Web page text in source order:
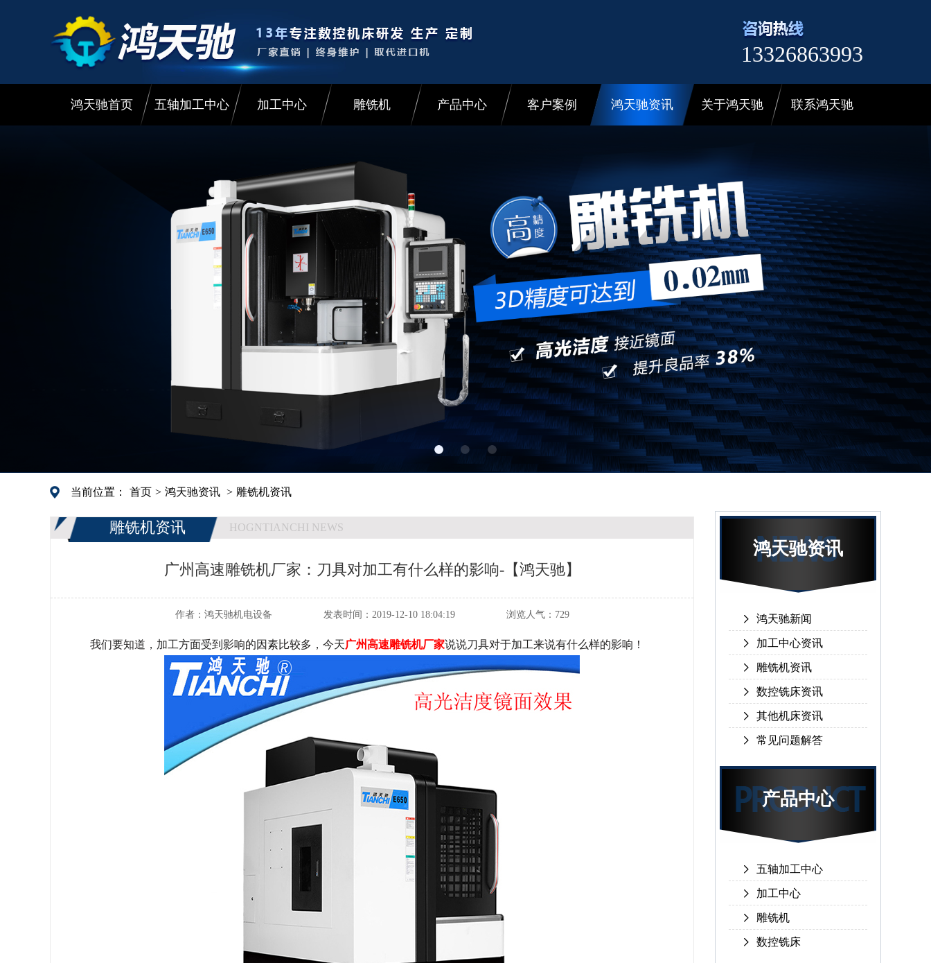
13326863993
鸿天驰首页 五轴加工中心 加工中心 雕铣机 产品中心 客户案例 鸿天驰资讯 关于鸿天驰 联系鸿天驰
当前位置： 首页 > 鸿天驰资讯 > 雕铣机资讯
雕铣机资讯 HOGNTIANCHI NEWS
广州高速雕铣机厂家：刀具对加工有什么样的影响-【鸿天驰】
作者： 鸿天驰机电设备 发表时间： 2019-12-10 18:04:19 浏览人气： 729
我们要知道，加工方面受到影响的因素比较多，今天广州高速雕铣机厂家说说刀具对于加工来说有什么样的影响！
鸿天驰资讯
鸿天驰新闻
加工中心资讯
雕铣机资讯
数控铣床资讯
其他机床资讯
常见问题解答
产品中心
五轴加工中心
加工中心
雕铣机
数控铣床